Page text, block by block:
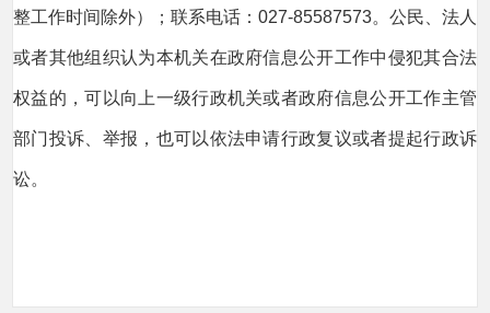
整工作时间除外）；联系电话：027-85587573。公民、法人
或者其他组织认为本机关在政府信息公开工作中侵犯其合法
权益的，可以向上一级行政机关或者政府信息公开工作主管
部门投诉、举报，也可以依法申请行政复议或者提起行政诉
讼。